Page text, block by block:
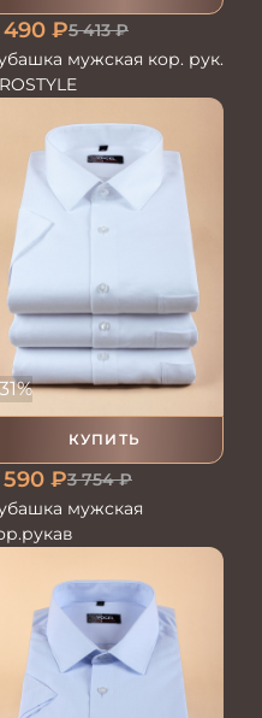
490 ₽5 413₽
мужская кор. рук.
КУПИТЬ
590 ₽3 754₽
мужская